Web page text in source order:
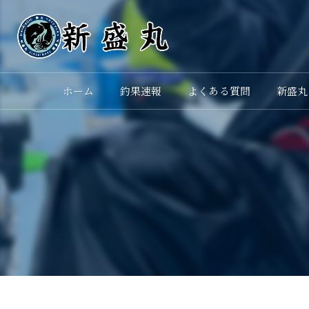
ホーム 釣果速報 よくある質問 新盛